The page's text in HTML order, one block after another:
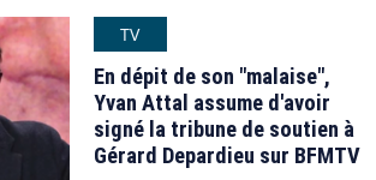
violences sexuelles. Dans une
interview accordée...
TV
En dépit de son "malaise",
Yvan Attal assume d'avoir
signé la tribune de soutien à
Gérard Depardieu sur BFMTV